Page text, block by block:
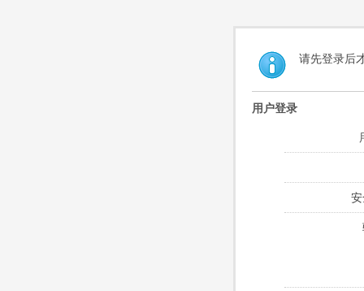
请先登录后
用户登录